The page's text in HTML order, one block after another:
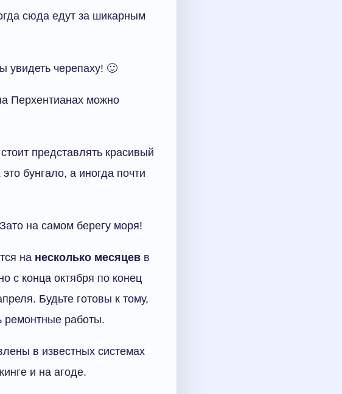
сюда едут за шикарным
увидеть черепаху! 🙂
Перхентианах можно
представлять красивый
бунгало, а иногда почти
на самом берегу моря!
на несколько месяцев в
с конца октября по конец
Будьте готовы к тому,
ремонтные работы.
в известных системах
и на агоде.